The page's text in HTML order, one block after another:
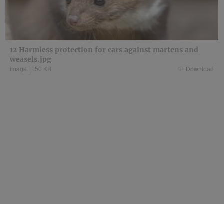
12 Harmless protection for cars against martens and
weasels.jpg
image | 150 KB Download